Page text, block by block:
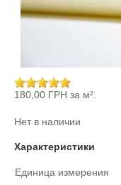
180,00 ГРН за м².
Нет в наличии
Характеристики
Единица измерения